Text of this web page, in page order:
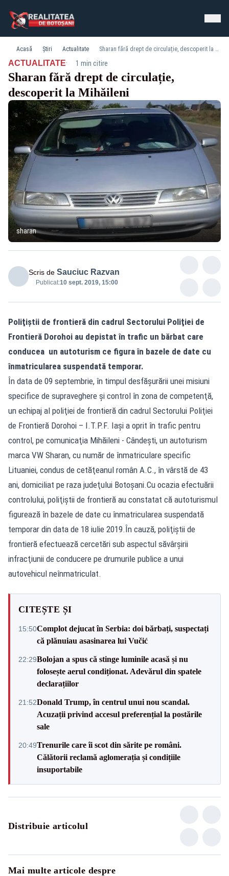
Acasă Știri Actualitate Sharan fără drept de circulație, descoperit la Mihăileni
ACTUALITATE· 1 min citire
Sharan fără drept de circulație,
descoperit la Mihăileni
sharan
Scris de Sauciuc Razvan
Publicat:10 sept. 2019, 15:00
Poliţiştii de frontieră din cadrul Sectorului Poliţiei de
Frontieră Dorohoi au depistat în trafic un bărbat care
conducea un autoturism ce figura în bazele de date cu
înmatricularea suspendată temporar.
În data de 09 septembrie, în timpul desfăşurării unei misiuni
specifice de supraveghere şi control în zona de competenţă,
un echipaj al poliţiei de frontieră din cadrul Sectorului Poliţiei
de Frontieră Dorohoi – I.T.P.F. Iaşi a oprit în trafic pentru
control, pe comunicaţia Mihăileni - Cândeşti, un autoturism
marca VW Sharan, cu număr de înmatriculare specific
Lituaniei, condus de cetăţeanul român A.C., în vârstă de 43
ani, domiciliat pe raza judeţului Botoşani.Cu ocazia efectuării
controlului, poliţiştii de frontieră au constatat că autoturismul
figurează în bazele de date cu înmatricularea suspendată
temporar din data de 18 iulie 2019.În cauză, poliţiştii de
frontieră efectuează cercetări sub aspectul săvârşirii
infracţiunii de conducere pe drumurile publice a unui
autovehicul neînmatriculat.
CITEȘTE ȘI
15:50Complot dejucat în Serbia: doi bărbați, suspectați
că plănuiau asasinarea lui Vučić
22:29Bolojan a spus că stinge luminile acasă și nu
folosește aerul condiționat. Adevărul din spatele
declarațiilor
21:52Donald Trump, în centrul unui nou scandal.
Acuzații privind accesul preferențial la postările
sale
20:49Trenurile care îi scot din sărite pe români.
Călătorii reclamă aglomerația și condițiile
insuportabile
Distribuie articolul
Mai multe articole despre